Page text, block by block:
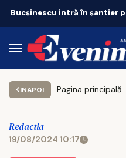
INAPOI Pagina principală
Redactia
19/08/2024 10:17